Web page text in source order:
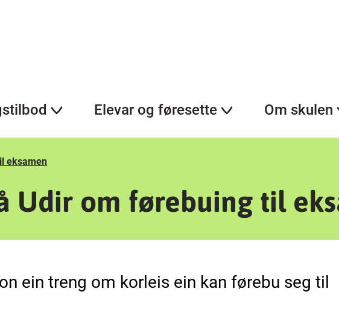
Elevar og føresette Om skulen
eksamen
Udir om førebuing til
ein treng om korleis ein kan førebu seg til